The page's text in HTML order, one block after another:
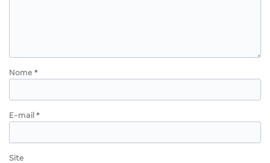
Nome *
E-mail *
Site